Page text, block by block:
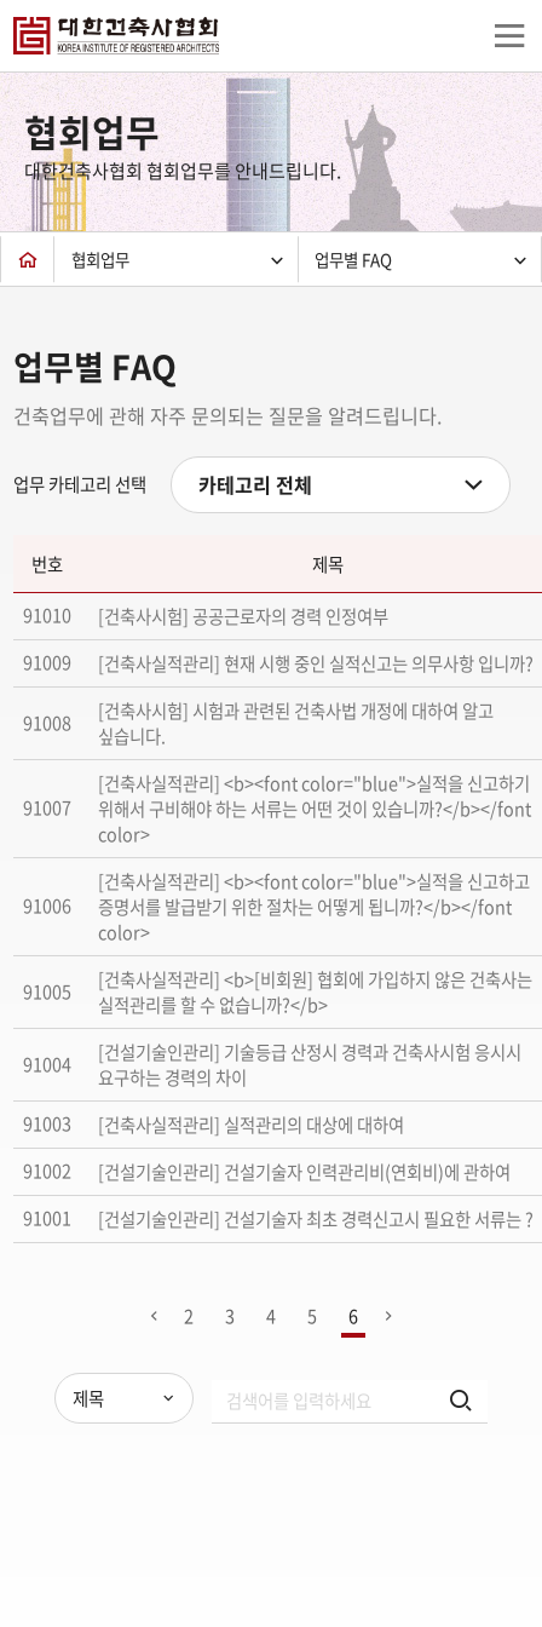
상
단
텐
츠
하
협회업무
대한건축사협회 협회업무를 안내드립니다.
협회업무 업무별 FAQ
업무별 FAQ
건축업무에 관해 자주 문의되는 질문을 알려드립니다.
업무 카테고리 선택 카테고리 전체
번호
제목
91010
[건축사시험] 공공근로자의 경력 인정여부
91009
[건축사실적관리] 현재 시행 중인 실적신고는 의무사항 입니까?
91008
[건축사시험] 시험과 관련된 건축사법 개정에 대하여 알고
싶습니다.
91007
[건축사실적관리] <b><font color="blue">실적을 신고하기
위해서 구비해야 하는 서류는 어떤 것이 있습니까?</b></font
color>
91006
[건축사실적관리] <b><font color="blue">실적을 신고하고
증명서를 발급받기 위한 절차는 어떻게 됩니까?</b></font
color>
91005
[건축사실적관리] <b>[비회원] 협회에 가입하지 않은 건축사는
실적관리를 할 수 없습니까?</b>
91004
[건설기술인관리] 기술등급 산정시 경력과 건축사시험 응시시
요구하는 경력의 차이
91003
[건축사실적관리] 실적관리의 대상에 대하여
91002
[건설기술인관리] 건설기술자 인력관리비(연회비)에 관하여
91001
[건설기술인관리] 건설기술자 최초 경력신고시 필요한 서류는 ?
2 3 4 5 6
제목